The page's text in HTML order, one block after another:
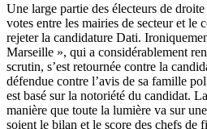
Une large partie des électeurs de
votes entre les mairies de secteur et le
rejeter la candidature Dati.
Marseille », qui a considérablement
scrutin, s’est retournée contre la
défendue contre l’avis de sa famille
est basé sur la notoriété du candidat.
manière que toute la lumière va sur
soient le bilan et le score des chefs de